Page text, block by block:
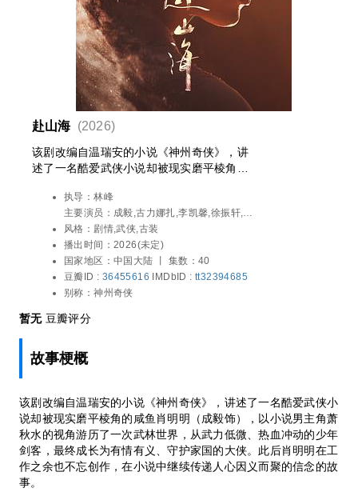
赴山海 (2026)
该剧改编自温瑞安的小说《神州奇侠》，讲
述了一名酷爱武侠小说却被现实磨平棱角的
水的视角游历了一次武林世界，从武力低
微、热血冲动的少年剑客，最终成长为有情
有义、守护家国的大侠。此后肖明明在工作
之余也不忘创作，在小说中继续传递人心因
义而聚的信念的故事。
执导：林峰
主要演员： 成毅,古力娜扎,李凯馨,徐振轩,刘
梦芮,丁笑滢,张峻宁,张晓晨,李俊逸,程相,王
靖,张赫,杜俊泽,王奕珵,林泽辉,张祎格,林嘉
慧,陈熹熹,吕颂贤,赵华为,杨丽菁,丁勇岱,胡
可,邱心志,曹翠芬,佟梦实,李欣泽,钱泳辰,朱
亚英,陈钰琪,肖燕,张智霖,秋风
风格： 剧情,武侠,古装
播出时间： 2026(未定)
国家地区： 中国大陆 丨 集数：40
豆瓣ID : 36455616 IMDbID : tt32394685
别称：神州奇侠
暂无豆瓣评分
故事梗概
该剧改编自温瑞安的小说《神州奇侠》，讲述了一名酷爱武侠小
说却被现实磨平棱角的咸鱼肖明明（成毅饰），以小说男主角萧
秋水的视角游历了一次武林世界，从武力低微、热血冲动的少年
剑客，最终成长为有情有义、守护家国的大侠。此后肖明明在工
作之余也不忘创作，在小说中继续传递人心因义而聚的信念的故
事。